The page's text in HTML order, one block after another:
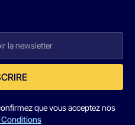
que vous acceptez nos